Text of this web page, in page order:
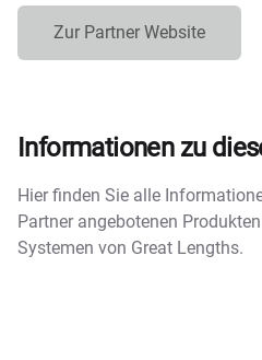
Zur Partner Website
Informationen zu
Hier finden Sie alle
Partner angebotenen
Systemen von Great Lengths.